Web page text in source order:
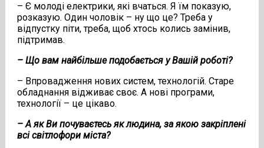
– Є молоді електрики, які вчаться. Я їм показую,
розказую. Один чоловік – ну що це? Треба у
відпустку піти, треба, щоб хтось колись замінив,
підтримав.
– Що вам найбільше подобається у Вашій роботі?
– Впровадження нових систем, технологій. Старе
обладнання відживає своє. А нові програми,
технології – це цікаво.
– А як Ви почуваєтесь як людина, за якою закріплені
всі світлофори міста?